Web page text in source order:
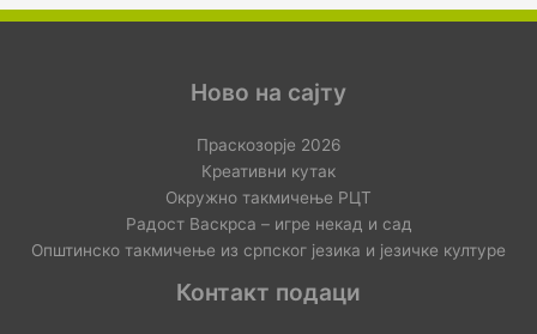
Ново на сајту
Праскозорје 2026
Креативни кутак
Окружно такмичење РЦТ
Радост Васкрса – игре некад и сад
Општинско такмичење из српског језика и језичке културе
Контакт подаци